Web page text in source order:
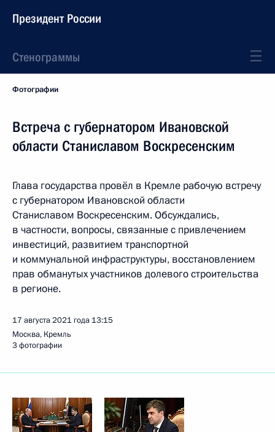
Президент России
Стенограммы
Фотографии
Встреча с губернатором Ивановской
области Станиславом Воскресенским
Глава государства провёл в Кремле рабочую встречу
с губернатором Ивановской области
Станиславом Воскресенским. Обсуждались,
в частности, вопросы, связанные с привлечением
инвестиций, развитием транспортной
и коммунальной инфраструктуры, восстановлением
прав обманутых участников долевого строительства
в регионе.
17 августа 2021 года 13:15
Москва, Кремль
3 фотографии